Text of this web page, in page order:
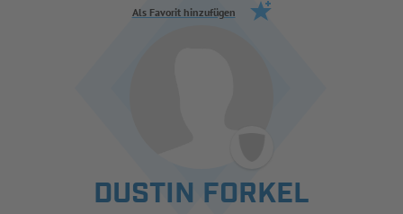
Jetzt einloggen
AUSBILDUNG & FÖRDERUNG
Als Favorit hinzufügen
DUSTIN FORKEL